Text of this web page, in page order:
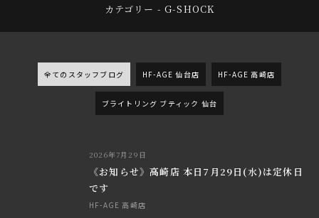
カテゴリー - G-SHOCK
全てのスタッフブログ HF-AGE 仙台店 HF-AGE 高崎店
ブライトリング ブティック 仙台
2026年7月29日
《お知らせ》高崎店 本日7月29日(水)は定休日
です
HF-AGE 高崎店